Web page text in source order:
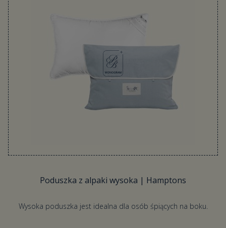
Poduszka z alpaki wysoka | Hamptons
Wysoka poduszka jest idealna dla osób śpiących na boku.